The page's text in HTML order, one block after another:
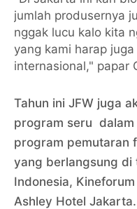
jumlah produsernya
nggak lucu kalo kita
yang kami harap
internasional," papar
Tahun ini JFW juga
program seru dalam
program pemutaran
yang berlangsung di
Indonesia,
Ashley Hotel Jakarta.